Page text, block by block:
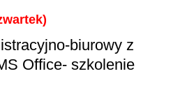
biurowy z
Office- szkolenie